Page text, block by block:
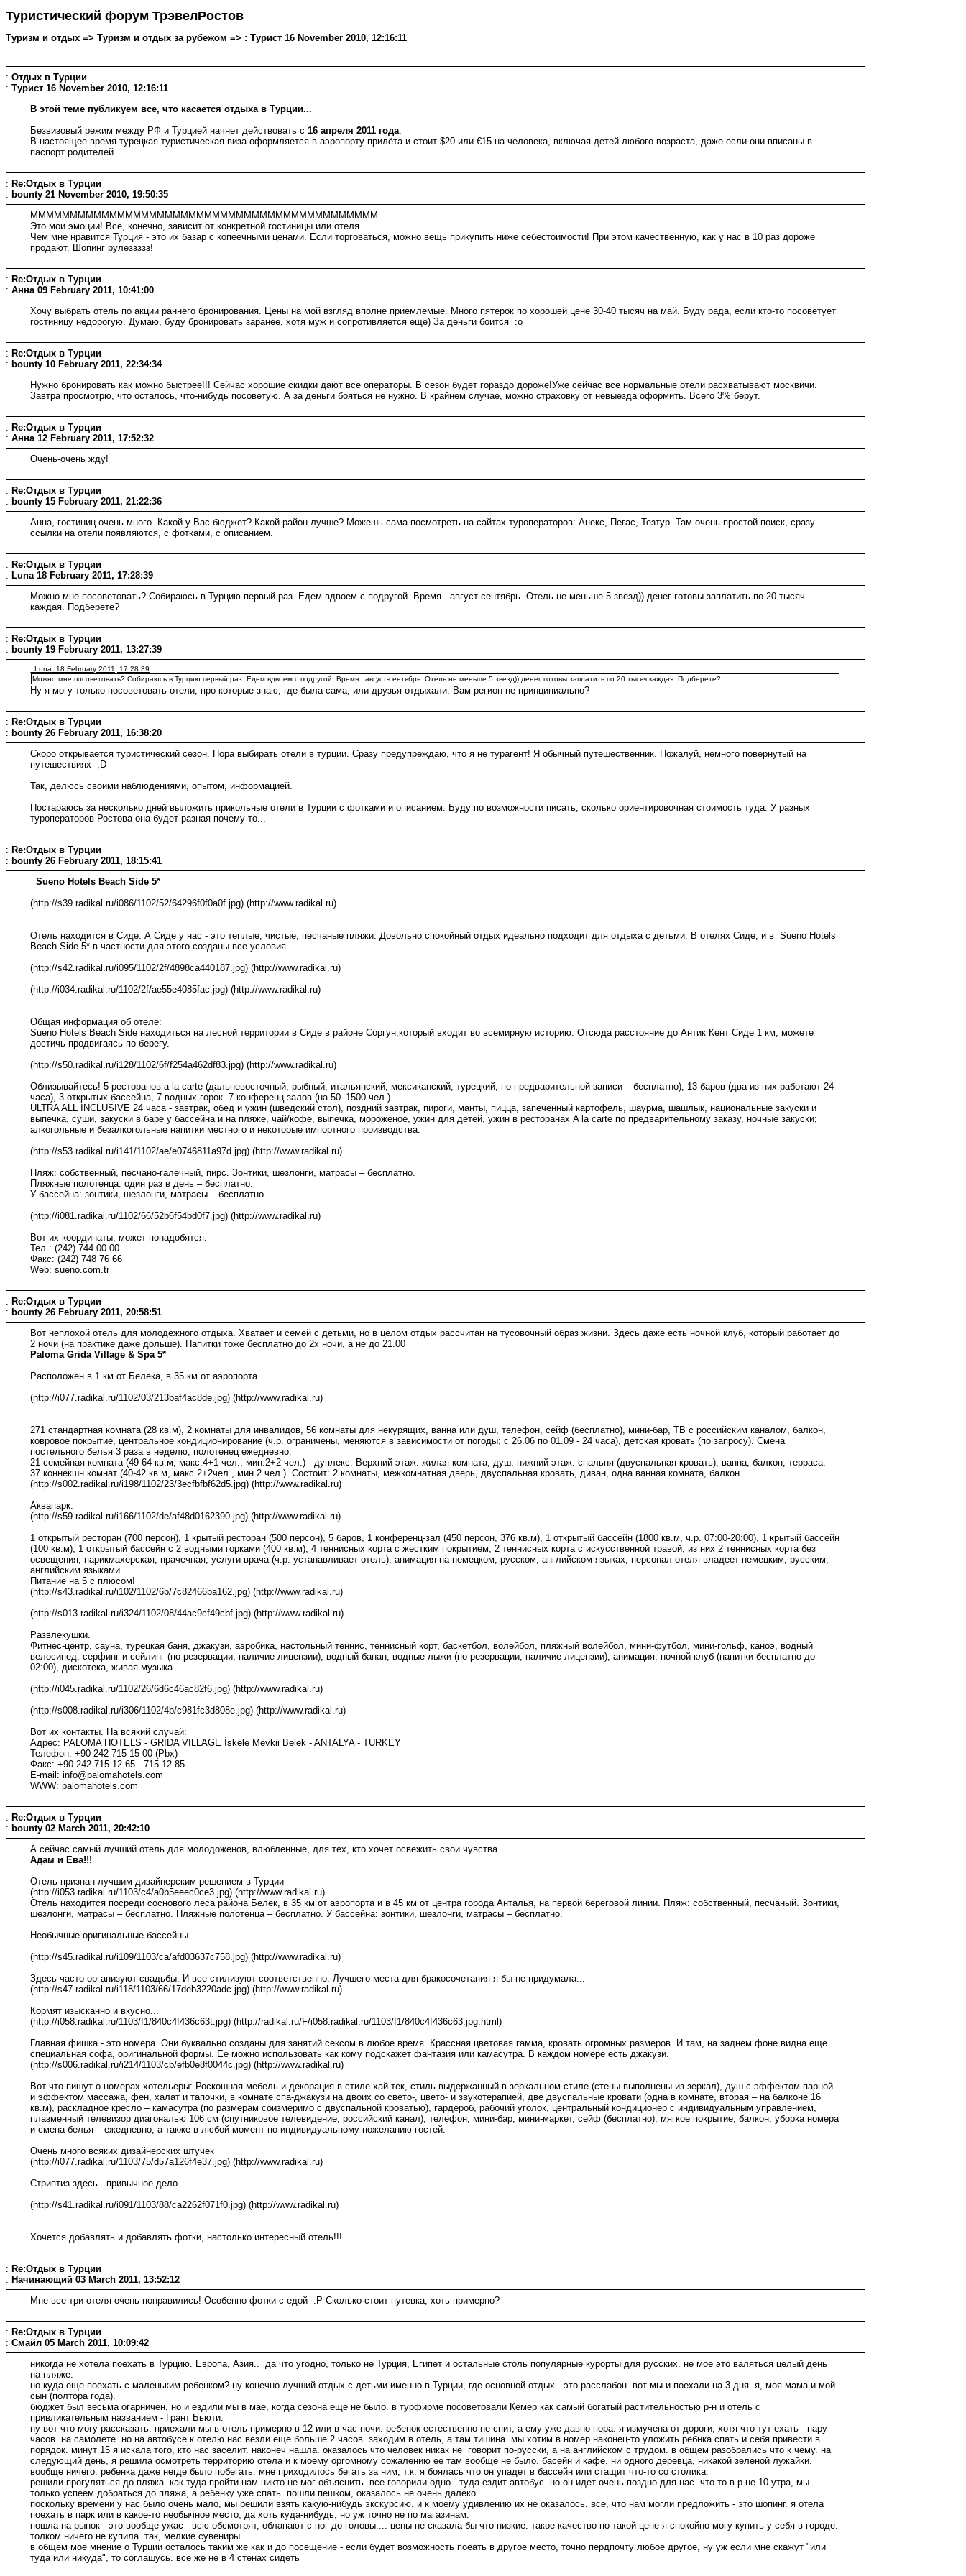
Туристический форум ТрэвелРостов
Туризм и отдых => Туризм и отдых за рубежом => : Турист 16 November 2010, 12:16:11
: Отдых в Турции
: Турист 16 November 2010, 12:16:11
В этой теме публикуем все, что касается отдыха в Турции...
Безвизовый режим между РФ и Турцией начнет действовать с16 апреля 2011 года
В настоящее время турецкая туристическая виза оформляется в аэропорту прилёта и стоит $20 или €15 на человека, включая детей любого возраста, даже если они вписаны в
паспорт родителей.
: Re:Отдых в Турции
: bounty 21 November 2010, 19:50:35
ММММММММММММММММММММММММММММММММММММММММММММ....
Это мои эмоции! Все, конечно, зависит от конкретной гостиницы или отеля.
Чем мне нравится Турция - это их базар с копеечными ценами. Если торговаться, можно вещь прикупить ниже себестоимости! При этом качественную, как у нас в 10 раз дороже
продают. Шопинг рулеззззз!
: Re:Отдых в Турции
: Анна 09 February 2011, 10:41:00
Хочу выбрать отель по акции раннего бронирования. Цены на мой взгляд вполне приемлемые. Много пятерок по хорошей цене 30-40 тысяч на май. Буду рада, если кто-то посоветует
гостиницу недорогую. Думаю, буду бронировать заранее, хотя муж и сопротивляется еще) За деньги боится :o
: Re:Отдых в Турции
: bounty 10 February 2011, 22:34:34
Нужно бронировать как можно быстрее!!! Сейчас хорошие скидки дают все операторы. В сезон будет гораздо дороже!Уже сейчас все нормальные отели расхватывают москвичи.
Завтра просмотрю, что осталось, что-нибудь посоветую. А за деньги бояться не нужно. В крайнем случае, можно страховку от невыезда оформить. Всего 3% берут.
: Re:Отдых в Турции
: Анна 12 February 2011, 17:52:32
Очень-очень жду!
: Re:Отдых в Турции
: bounty 15 February 2011, 21:22:36
Анна, гостиниц очень много. Какой у Вас бюджет? Какой район лучше? Можешь сама посмотреть на сайтах туроператоров: Анекс, Пегас, Тезтур. Там очень простой поиск, сразу
ссылки на отели появляются, с фотками, с описанием.
: Re:Отдых в Турции
: Luna 18 February 2011, 17:28:39
Можно мне посоветовать? Собираюсь в Турцию первый раз. Едем вдвоем с подругой. Время...август-сентябрь. Отель не меньше 5 звезд)) денег готовы заплатить по 20 тысяч
каждая. Подберете?
: Re:Отдых в Турции
: bounty 19 February 2011, 13:27:39
: Luna 18 February 2011, 17:28:39
Можно мне посоветовать? Собираюсь в Турцию первый раз. Едем вдвоем с подругой. Время...август-сентябрь. Отель не меньше 5 звезд)) денег готовы заплатить по 20 тысяч каждая. Подберете?
Ну я могу только посоветовать отели, про которые знаю, где была сама, или друзья отдыхали. Вам регион не принципиально?
: Re:Отдых в Турции
: bounty 26 February 2011, 16:38:20
Скоро открывается туристический сезон. Пора выбирать отели в турции. Сразу предупреждаю, что я не турагент! Я обычный путешественник. Пожалуй, немного повернутый на
путешествиях ;D
Так, делюсь своими наблюдениями, опытом, информацией.
Постараюсь за несколько дней выложить прикольные отели в Турции с фотками и описанием. Буду по возможности писать, сколько ориентировочная стоимость туда. У разных
туроператоров Ростова она будет разная почему-то...
: Re:Отдых в Турции
: bounty 26 February 2011, 18:15:41
Sueno Hotels Beach Side 5*
(http://s39.radikal.ru/i086/1102/52/64296f0f0a0f.jpg) (http://www.radikal.ru)
Отель находится в Сиде. А Сиде у нас - это теплые, чистые, песчаные пляжи. Довольно спокойный отдых идеально подходит для отдыха с детьми. В отелях Сиде, и в Sueno Hotels
Beach Side 5* в частности для этого созданы все условия.
(http://s42.radikal.ru/i095/1102/2f/4898ca440187.jpg) (http://www.radikal.ru)
(http://i034.radikal.ru/1102/2f/ae55e4085fac.jpg) (http://www.radikal.ru)
Общая информация об отеле:
Sueno Hotels Beach Side находиться на лесной территории в Сиде в районе Соргун,который входит во всемирную историю. Отсюда расстояние до Антик Кент Сиде 1 км, можете
достичь продвигаясь по берегу.
(http://s50.radikal.ru/i128/1102/6f/f254a462df83.jpg) (http://www.radikal.ru)
Облизывайтесь! 5 ресторанов a la сartе (дальневосточный, рыбный, итальянский, мексиканский, турецкий, по предварительной записи – бесплатно), 13 баров (два из них работают 24
часа), 3 открытых бассейна, 7 водных горок. 7 конференц-залов (на 50–1500 чел.).
ULTRA ALL INCLUSIVE 24 часа - завтрак, обед и ужин (шведский стол), поздний завтрак, пироги, манты, пицца, запеченный картофель, шаурма, шашлык, национальные закуски и
выпечка, суши, закуски в баре у бассейна и на пляже, чай/кофе, выпечка, мороженое, ужин для детей, ужин в ресторанах A la carte по предварительному заказу, ночные закуски;
алкогольные и безалкогольные напитки местного и некоторые импортного производства.
(http://s53.radikal.ru/i141/1102/ae/e0746811a97d.jpg) (http://www.radikal.ru)
Пляж: собственный, песчано-галечный, пирс. Зонтики, шезлонги, матрасы – бесплатно.
Пляжные полотенца: один раз в день – бесплатно.
У бассейна: зонтики, шезлонги, матрасы – бесплатно.
(http://i081.radikal.ru/1102/66/52b6f54bd0f7.jpg) (http://www.radikal.ru)
Вот их координаты, может понадобятся:
Тел.: (242) 744 00 00
Факс: (242) 748 76 66
Web: sueno.com.tr
: Re:Отдых в Турции
: bounty 26 February 2011, 20:58:51
Вот неплохой отель для молодежного отдыха. Хватает и семей с детьми, но в целом отдых рассчитан на тусовочный образ жизни. Здесь даже есть ночной клуб, который работает до
2 ночи (на практике даже дольше). Напитки тоже бесплатно до 2х ночи, а не до 21.00
Paloma Grida Village & Spa 5*
Расположен в 1 км от Белека, в 35 км от аэропорта.
(http://i077.radikal.ru/1102/03/213baf4ac8de.jpg) (http://www.radikal.ru)
271 стандартная комната (28 кв.м), 2 комнаты для инвалидов, 56 комнаты для некурящих, ванна или душ, телефон, сейф (бесплатно), мини-бар, ТВ с российским каналом, балкон,
ковровое покрытие, центральное кондиционирование (ч.р. ограничены, меняются в зависимости от погоды; с 26.06 по 01.09 - 24 часа), детская кровать (по запросу). Смена
постельного белья 3 раза в неделю, полотенец ежедневно.
21 семейная комната (49-64 кв.м, макс.4+1 чел., мин.2+2 чел.) - дуплекс. Верхний этаж: жилая комната, душ; нижний этаж: спальня (двуспальная кровать), ванна, балкон, терраса.
37 коннекшн комнат (40-42 кв.м, макс.2+2чел., мин.2 чел.). Состоит: 2 комнаты, межкомнатная дверь, двуспальная кровать, диван, одна ванная комната, балкон.
(http://s002.radikal.ru/i198/1102/23/3ecfbfbf62d5.jpg) (http://www.radikal.ru)
Аквапарк:
(http://s59.radikal.ru/i166/1102/de/af48d0162390.jpg) (http://www.radikal.ru)
1 открытый ресторан (700 персон), 1 крытый ресторан (500 персон), 5 баров, 1 конференц-зал (450 персон, 376 кв.м), 1 открытый бассейн (1800 кв.м, ч.р. 07:00-20:00), 1 крытый бассейн
(100 кв.м), 1 открытый бассейн с 2 водными горками (400 кв.м), 4 теннисных корта с жестким покрытием, 2 теннисных корта с искусственной травой, из них 2 теннисных корта без
освещения, парикмахерская, прачечная, услуги врача (ч.р. устанавливает отель), анимация на немецком, русском, английском языках, персонал отеля владеет немецким, русским,
английским языками.
Питание на 5 с плюсом!
(http://s43.radikal.ru/i102/1102/6b/7c82466ba162.jpg) (http://www.radikal.ru)
(http://s013.radikal.ru/i324/1102/08/44ac9cf49cbf.jpg) (http://www.radikal.ru)
Развлекушки.
Фитнес-центр, сауна, турецкая баня, джакузи, аэробика, настольный теннис, теннисный корт, баскетбол, волейбол, пляжный волейбол, мини-футбол, мини-гольф, каноэ, водный
велосипед, серфинг и сейлинг (по резервации, наличие лицензии), водный банан, водные лыжи (по резервации, наличие лицензии), анимация, ночной клуб (напитки бесплатно до
02:00), дискотека, живая музыка.
(http://i045.radikal.ru/1102/26/6d6c46ac82f6.jpg) (http://www.radikal.ru)
(http://s008.radikal.ru/i306/1102/4b/c981fc3d808e.jpg) (http://www.radikal.ru)
Вот их контакты. На всякий случай:
Адрес: PALOMA HOTELS - GRIDA VILLAGE İskele Mevkii Belek - ANTALYA - TURKEY
Телефон: +90 242 715 15 00 (Pbx)
Факс: +90 242 715 12 65 - 715 12 85
E-mail: info@palomahotels.com
WWW: palomahotels.com
: Re:Отдых в Турции
: bounty 02 March 2011, 20:42:10
А сейчас самый лучший отель для молодоженов, влюбленные, для тех, кто хочет освежить свои чувства...
Адам и Ева!!!
Отель признан лучшим дизайнерским решением в Турции
(http://i053.radikal.ru/1103/c4/a0b5eeec0ce3.jpg) (http://www.radikal.ru)
Отель находится посреди соснового леса района Белек, в 35 км от аэропорта и в 45 км от центра города Анталья, на первой береговой линии. Пляж: собственный, песчаный. Зонтики,
шезлонги, матрасы – бесплатно. Пляжные полотенца – бесплатно. У бассейна: зонтики, шезлонги, матрасы – бесплатно.
Необычные оригинальные бассейны...
(http://s45.radikal.ru/i109/1103/ca/afd03637c758.jpg) (http://www.radikal.ru)
Здесь часто организуют свадьбы. И все стилизуют соответственно. Лучшего места для бракосочетания я бы не придумала...
(http://s47.radikal.ru/i118/1103/66/17deb3220adc.jpg) (http://www.radikal.ru)
Кормят изысканно и вкусно...
(http://i058.radikal.ru/1103/f1/840c4f436c63t.jpg) (http://radikal.ru/F/i058.radikal.ru/1103/f1/840c4f436c63.jpg.html)
Главная фишка - это номера. Они буквально созданы для занятий сексом в любое время. Крассная цветовая гамма, кровать огромных размеров. И там, на заднем фоне видна еще
специальная софа, оригинальной формы. Ее можно использовать как кому подскажет фантазия или камасутра. В каждом номере есть джакузи.
(http://s006.radikal.ru/i214/1103/cb/efb0e8f0044c.jpg) (http://www.radikal.ru)
Вот что пишут о номерах хотельеры: Роскошная мебель и декорация в стиле хай-тек, стиль выдержанный в зеркальном стиле (стены выполнены из зеркал), душ с эффектом парной
и эффектом массажа, фен, халат и тапочки, в комнате спа-джакузи на двоих со свето-, цвето- и звукотерапией, две двуспальные кровати (одна в комнате, вторая – на балконе 16
кв.м), раскладное кресло – камасутра (по размерам соизмеримо с двуспальной кроватью), гардероб, рабочий уголок, центральный кондиционер с индивидуальным управлением,
плазменный телевизор диагональю 106 см (спутниковое телевидение, российский канал), телефон, мини-бар, мини-маркет, сейф (бесплатно), мягкое покрытие, балкон, уборка номера
и смена белья – ежедневно, а также в любой момент по индивидуальному пожеланию гостей.
Очень много всяких дизайнерских штучек
(http://i077.radikal.ru/1103/75/d57a126f4e37.jpg) (http://www.radikal.ru)
Стриптиз здесь - привычное дело...
(http://s41.radikal.ru/i091/1103/88/ca2262f071f0.jpg) (http://www.radikal.ru)
Хочется добавлять и добавлять фотки, настолько интересный отель!!!
: Re:Отдых в Турции
: Начинающий 03 March 2011, 13:52:12
Мне все три отеля очень понравились! Особенно фотки с едой :P Сколько стоит путевка, хоть примерно?
: Re:Отдых в Турции
: Смайл 05 March 2011, 10:09:42
никогда не хотела поехать в Турцию. Европа, Азия.. да что угодно, только не Турция, Египет и остальные столь популярные курорты для русских. не мое это валяться целый день
на пляже.
но куда еще поехать с маленьким ребенком? ну конечно лучший отдых с детьми именно в Турции, где основной отдых - это расслабон. вот мы и поехали на 3 дня. я, моя мама и мой
сын (полтора года).
бюджет был весьма огарничен, но и ездили мы в мае, когда сезона еще не было. в турфирме посоветовали Кемер как самый богатый растительностью р-н и отель с
привликательным названием - Грант Бьюти.
ну вот что могу рассказать: приехали мы в отель примерно в 12 или в час ночи. ребенок естественно не спит, а ему уже давно пора. я измучена от дороги, хотя что тут ехать - пару
часов на самолете. но на автобусе к отелю нас везли еще больше 2 часов. заходим в отель, а там тишина. мы хотим в номер наконец-то уложить ребнка спать и себя привести в
порядок. минут 15 я искала того, кто нас заселит. наконеч нашла. оказалось что человек никак не говорит по-русски, а на английском с трудом. в общем разобрались что к чему. на
следующий день, я решила осмотреть территорию отела и к моему оргомному сожалению ее там вообще не было. басейн и кафе. ни одного деревца, никакой зеленой лужайки.
вообще ничего. ребенка даже негде было побегать. мне приходилось бегать за ним, т.к. я боялась что он упадет в бассейн или стащит что-то со столика.
решили прогуляться до пляжа. как туда пройти нам никто не мог объяснить. все говорили одно - туда ездит автобус. но он идет очень поздно для нас. что-то в р-не 10 утра, мы
только успеем добраться до пляжа, а ребенку уже спать. пошли пешком, оказалось не очень далеко
поскольку времени у нас было очень мало, мы решили взять какую-нибудь экскурсию. и к моему удивлению их не оказалось. все, что нам могли предложить - это шопинг. я отела
поехать в парк или в какое-то необычное место, да хоть куда-нибудь, но уж точно не по магазинам.
пошла на рынок - это вообще ужас - всю обсмотрят, облапают с ног до головы.... цены не сказала бы что низкие. такое качество по такой цене я спокойно могу купить у себя в городе.
толком ничего не купила. так, мелкие сувениры.
в общем мое мнение о Турции осталось таким же как и до посещение - если будет возможность поеать в другое место, точно пердпочту любое другое, ну уж если мне скажут "или
туда или никуда", то соглашусь. все же не в 4 стенах сидеть